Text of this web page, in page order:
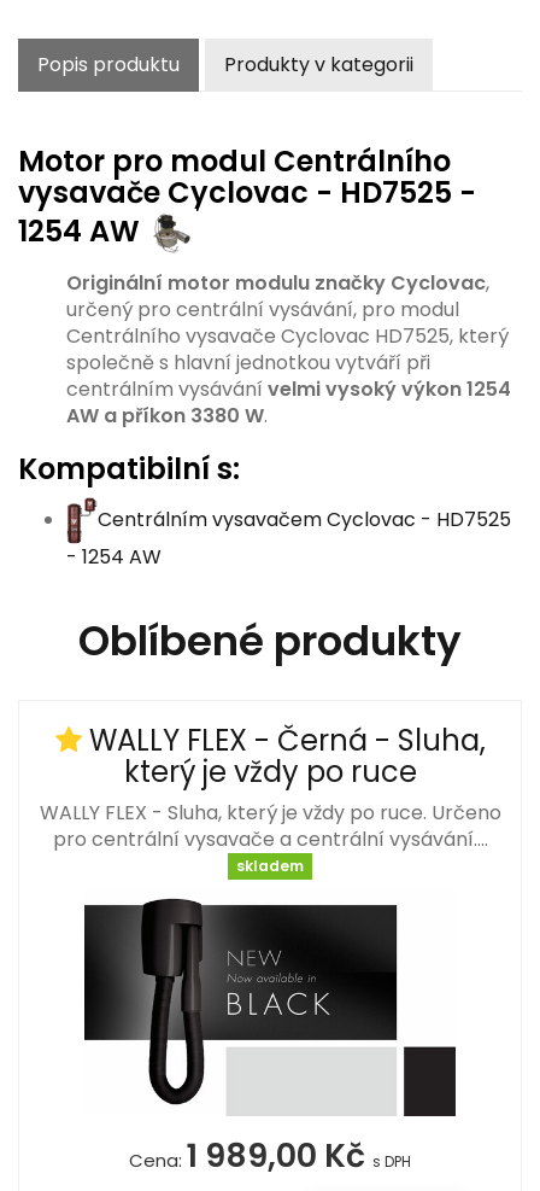
Popis produktu Produkty v kategorii
Motor pro modul Centrálního
vysavače Cyclovac - HD7525 -
1254 AW
Originální motor modulu značky Cyclovac,
určený pro centrální vysávání, pro modul
Centrálního vysavače Cyclovac HD7525, který
společně s hlavní jednotkou vytváří při
centrálním vysávání velmi vysoký výkon 1254
AW a příkon 3380 W.
Kompatibilní s:
Centrálním vysavačem Cyclovac - HD7525
- 1254 AW
Oblíbené produkty
WALLY FLEX - Černá - Sluha,
který je vždy po ruce
WALLY FLEX - Sluha, který je vždy po ruce. Určeno
pro centrální vysavače a centrální vysávání.…
skladem
Cena: 1 989,00 Kč s DPH